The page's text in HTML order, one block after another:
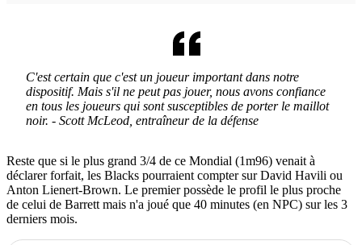
C'est certain que c'est un joueur important dans notre
dispositif. Mais s'il ne peut pas jouer, nous avons confiance
en tous les joueurs qui sont susceptibles de porter le maillot
noir. - Scott McLeod, entraîneur de la défense
Reste que si le plus grand 3/4 de ce Mondial (1m96) venait à
déclarer forfait, les Blacks pourraient compter sur David Havili ou
Anton Lienert-Brown. Le premier possède le profil le plus proche
de celui de Barrett mais n'a joué que 40 minutes (en NPC) sur les 3
derniers mois.